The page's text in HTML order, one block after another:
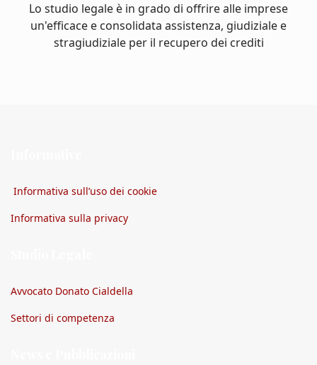
Lo studio legale è in grado di offrire alle imprese
un'efficace e consolidata assistenza, giudiziale e
stragiudiziale per il recupero dei crediti
Informativa sull’uso dei cookie
Informativa sulla privacy
Avvocato Donato Cialdella
Settori di competenza